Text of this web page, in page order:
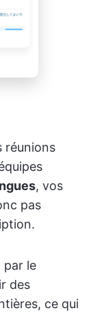
réunions
, vos
pas
par le
des
ce qui